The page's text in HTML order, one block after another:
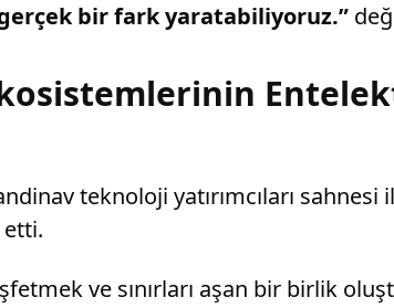
bir fark yaratabiliyoruz.”
teknoloji yatırımcıları
ve sınırları aşan bir birlik